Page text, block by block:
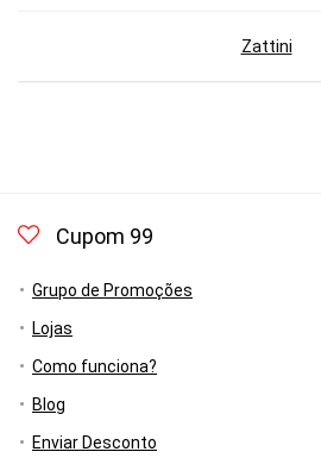
Zattini
Cupom 99
Grupo de Promoções
Lojas
Como funciona?
Blog
Enviar Desconto